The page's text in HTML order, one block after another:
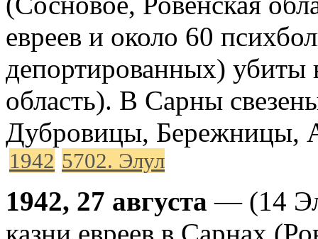
евреев и около 60
депортированных)
область). В Сарны
Дубровицы, Бережницы,
1942 5702. Элул
1942, 27 августа — (14
казни евреев в Сарнах